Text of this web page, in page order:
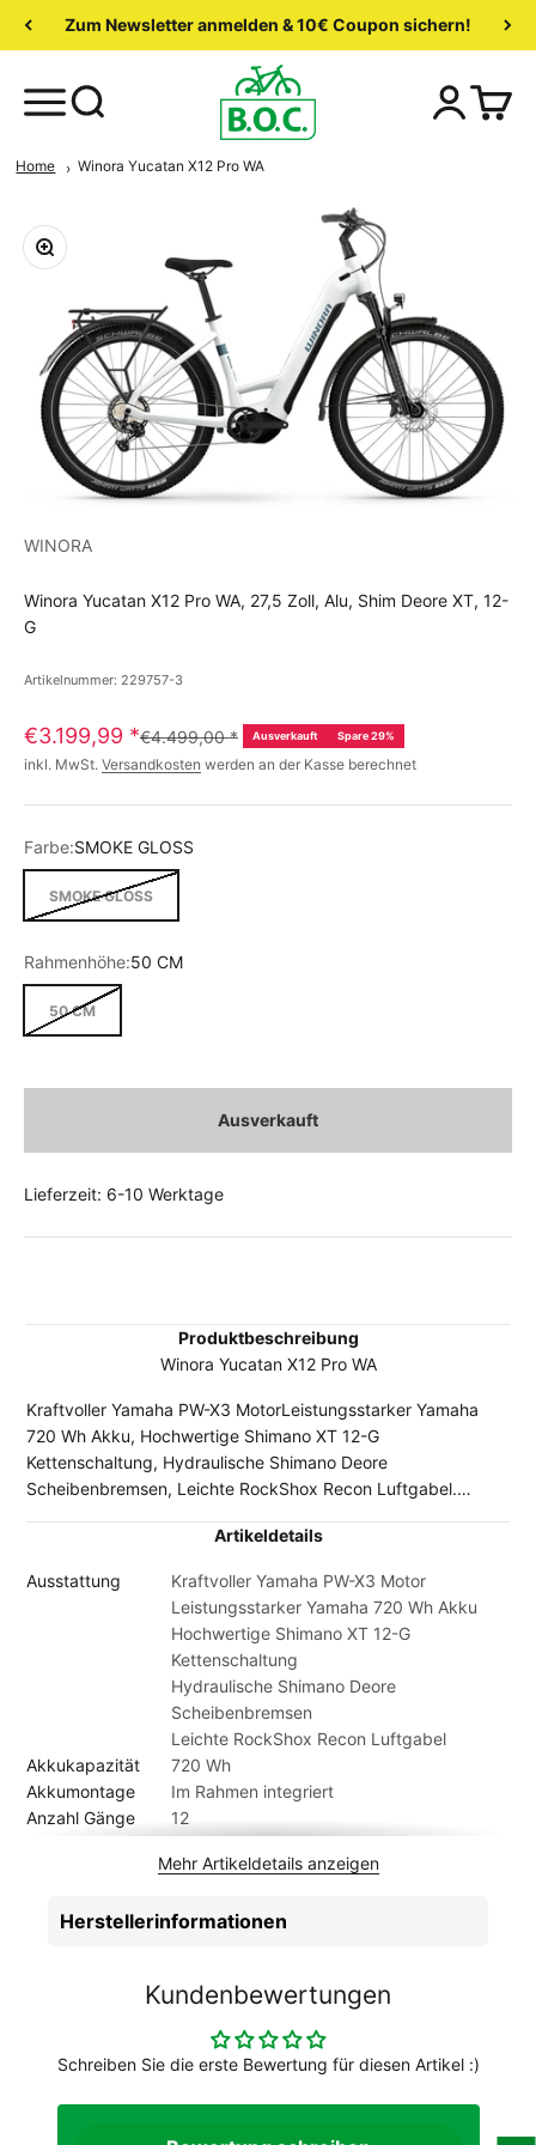
Zum Newsletter anmelden & 10€ Coupon sichern!
Home Winora Yucatan X12 Pro WA
WINORA
Winora Yucatan X12 Pro WA, 27,5 Zoll, Alu, Shim Deore XT, 12-
G
Artikelnummer: 229757-3
€3.199,99 *€4.499,00* Ausverkauft Spare 29%
inkl. MwSt. Versandkosten werden an der Kasse berechnet
Farbe:SMOKE GLOSS
SMOKE GLOSS
Rahmenhöhe:50 CM
50 CM
Ausverkauft
Lieferzeit: 6-10 Werktage
Produktbeschreibung
Winora Yucatan X12 Pro WA
Kraftvoller Yamaha PW-X3 MotorLeistungsstarker Yamaha
720 Wh Akku, Hochwertige Shimano XT 12-G
Kettenschaltung, Hydraulische Shimano Deore
Scheibenbremsen, Leichte RockShox Recon Luftgabel.
kann es sein, dass vereinzelt Komponenten der abgebildeten
höherwertige Bauteile ersetzt worden sind. In Einzelfällen ist
es möglich, dass das gelieferte Fahrrad von den Abbildungen
Artikeldetails
Ausstattung
Kraftvoller Yamaha PW-X3 Motor
Leistungsstarker Yamaha 720 Wh Akku
Hochwertige Shimano XT 12-G
Kettenschaltung
Hydraulische Shimano Deore
Scheibenbremsen
Leichte RockShox Recon Luftgabel
Akkukapazität
720 Wh
Akkumontage
Im Rahmen integriert
Anzahl Gänge
12
InTube
Beleuchtung
Trelock Airflow, 70 lux
Shimano Deore M6120, Aluminium, 203mm
/ Shimano Deore M6120, Aluminium,
180mm
Shimano Deore M6100, Aluminium
Dynamo
über Systembatterie
Mehr Artikeldetails anzeigen
Herstellerinformationen
Kundenbewertungen
Schreiben Sie die erste Bewertung für diesen Artikel :)